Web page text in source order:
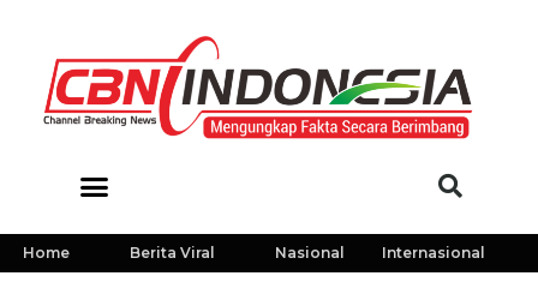
Home Berita Viral Nasional Internasional